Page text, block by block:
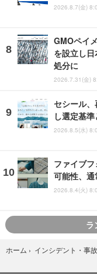
2026.8.7(金)
GMOペイ
を設立し
処分に
2026.7.31(金)
セシール
し選定基
2026.8.5(水)
ファイブ
可能性、
2026.8.4(火)
ラ
ホーム › インシデント・事故